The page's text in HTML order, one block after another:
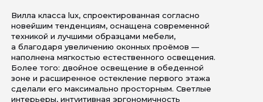
Вилла класса lux, спроектированная согласно
новейшим тенденциям, оснащена современной
техникой и лучшими образцами мебели,
а благодаря увеличению оконных проёмов —
наполнена мягкостью естественного освещения.
Более того: двойное освещение в обеденной
зоне и расширенное остекление первого этажа
сделали его максимально просторным. Светлые
интерьеры, интуитивная эргономичность